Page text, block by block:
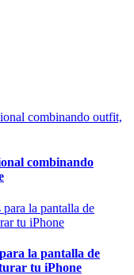
combinando
la pantalla de
tu iPhone